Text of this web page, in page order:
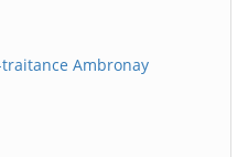
Ambronay